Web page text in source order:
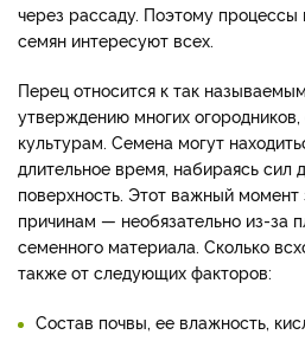
через рассаду. Поэтому процессы
семян интересуют всех.
Перец относится к так
утверждению многих
культурам. Семена могут
длительное время, набираясь сил
поверхность. Этот важный момент
причинам — необязательно из-за
семенного материала. Сколько
также от следующих факторов:
Состав почвы, ее влажность,